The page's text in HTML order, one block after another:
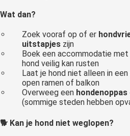
Wat dan?
Zoek vooraf op of er
uitstapjes zijn
Boek een accommodatie met
hond veilig kan rusten
Laat je hond niet alleen in
open ramen of balkon
Overweeg een
(sommige steden hebben
🐕 Kan je hond niet weglopen?